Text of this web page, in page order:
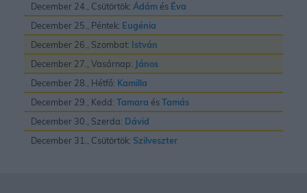
December 24., Csütörtök: Ádám és Éva
December 25., Péntek: Eugénia
December 26., Szombat: István
December 27., Vasárnap: János
December 28., Hétfő: Kamilla
December 29., Kedd: Tamara ésTamás
December 30., Szerda: Dávid
December 31., Csütörtök: Szilveszter